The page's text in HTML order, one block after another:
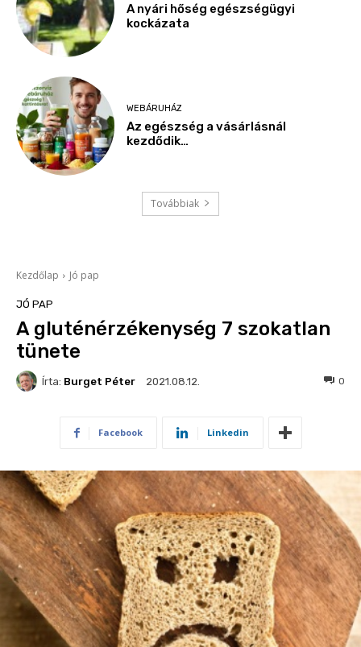
A nyári hőség egészségügyi
kockázata
WEBÁRUHÁZ
Az egészség a vásárlásnál
kezdődik…
Továbbiak